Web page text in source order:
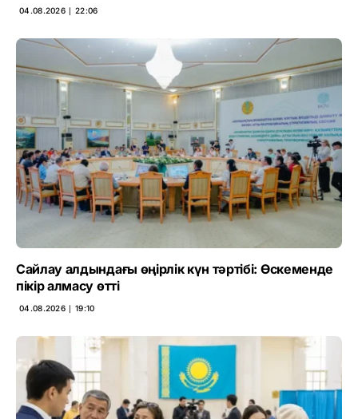
04.08.2026 ∣ 22:06
Сайлау алдындағы өңірлік күн тәртібі: Өскеменде
пікір алмасу өтті
04.08.2026 ∣ 19:10